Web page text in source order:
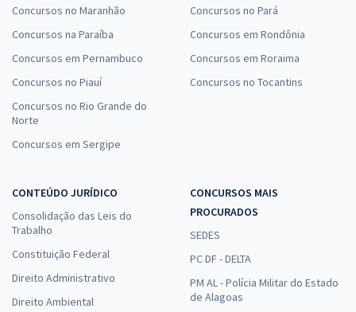
Concursos no Maranhão
Concursos na Paraíba
Concursos em Pernambuco
Concursos no Piauí
Concursos no Rio Grande do
Norte
Concursos em Sergipe
Concursos no Pará
Concursos em Rondônia
Concursos em Roraima
Concursos no Tocantins
CONTEÚDO JURÍDICO
Consolidação das Leis do
Trabalho
Constituição Federal
Direito Administrativo
Direito Ambiental
CONCURSOS MAIS
PROCURADOS
SEDES
PC DF - DELTA
PM AL - Polícia Militar do Estado
de Alagoas